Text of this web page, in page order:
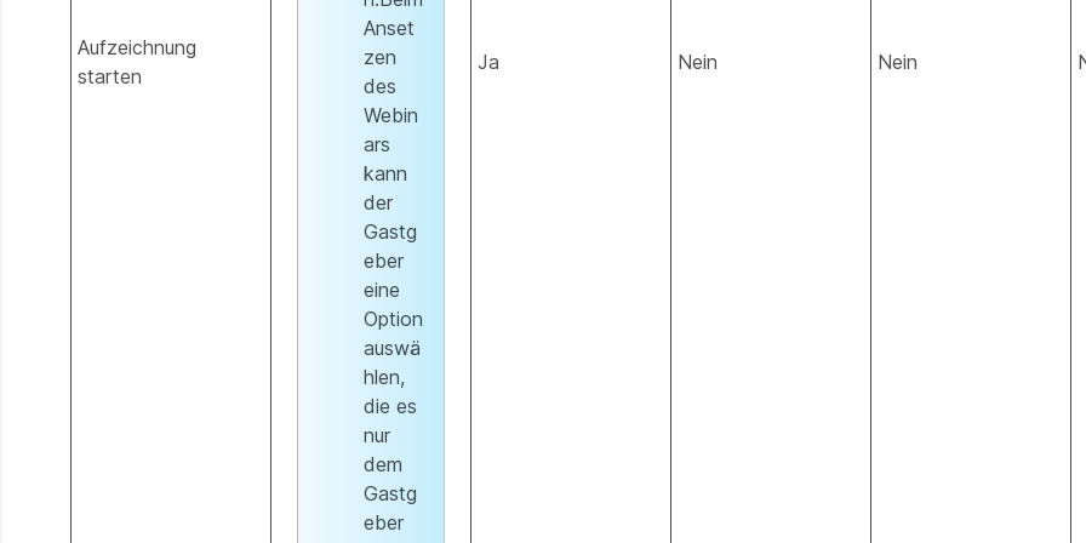
Aufzeichnung
starten
Anset
zen
des
Webin
ars
kann
der
Gastg
eber
eine
Option
auswä
hlen,
die es
nur
dem
Gastg
eber
Ja Nein Nein